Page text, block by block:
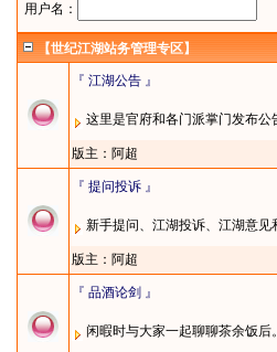
用户名：
【世纪江湖站务管理专区】
『 江湖公告 』
这里是官府和各门派掌门发布公
版主： 阿超
『 提问投诉 』
新手提问、江湖投诉、江湖意
版主： 阿超
『 品酒论剑 』
闲暇时与大家一起聊聊茶余饭后